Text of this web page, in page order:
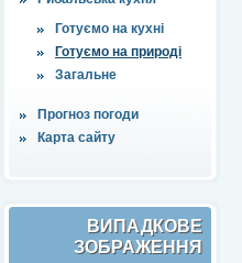
Готуємо на кухні
Готуємо на природі
Загальне
Прогноз погоди
Карта сайту
ВИПАДКОВЕ
ЗОБРАЖЕННЯ